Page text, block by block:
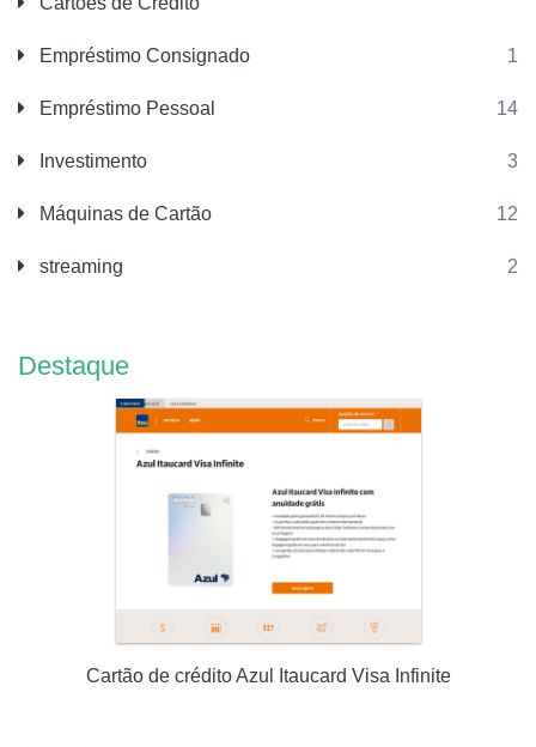
Empréstimo Consignado 1
Empréstimo Pessoal 14
Investimento 3
Máquinas de Cartão 12
streaming 2
Destaque
Cartão de crédito Azul Itaucard Visa Infinite